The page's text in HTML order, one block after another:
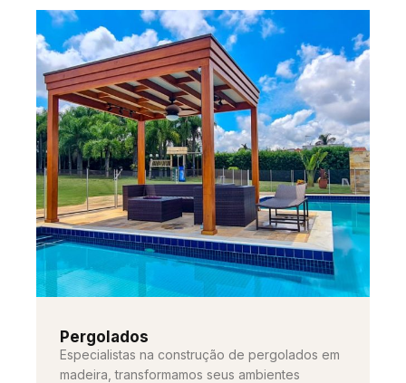
Pergolados
Especialistas na construção de pergolados em
madeira, transformamos seus ambientes